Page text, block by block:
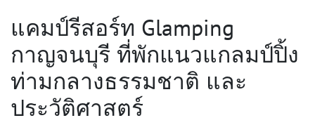
แคมป์รีสอร์ท Glamping
กาญจนบุรี ที่พักแนวแกลมป์ปิ้ง
ท่ามกลางธรรมชาติ และ
ประวัติศาสตร์